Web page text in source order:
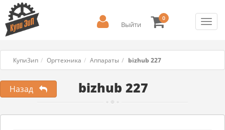
Выйти
0
КупиЗип Оргтехника Аппараты bizhub 227
bizhub 227
Назад